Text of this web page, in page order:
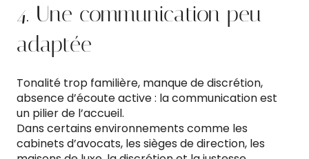
4. Une communication peu
adaptée
Tonalité trop familière, manque de discrétion,
absence d’écoute active : la communication est
un pilier de l’accueil.
Dans certains environnements comme les
cabinets d’avocats, les sièges de direction, les